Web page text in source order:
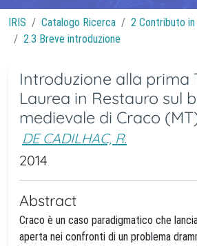
IRIS Catalogo Ricerca
2 Contributo in
2.3 Breve introduzione
Introduzione alla prima
Laurea in Restauro sul
medievale di Craco
DE CADILHAC, R.
2014
Abstract
Craco è un caso paradigmatico che
aperta nei confronti di un problema